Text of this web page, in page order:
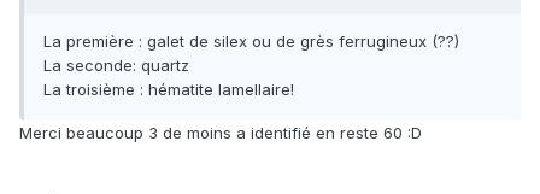
La première : galet de silex ou de grès ferrugineux (??)
La seconde: quartz
La troisième : hématite lamellaire!
Merci beaucoup 3 de moins a identifié en reste 60 :D